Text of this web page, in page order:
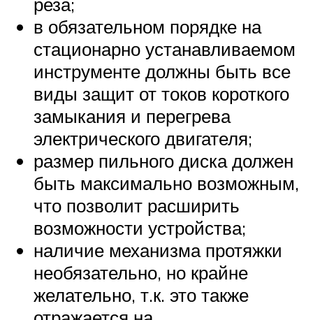
в обязательном порядке на
стационарно устанавливаемом
инструменте должны быть все
виды защит от токов короткого
замыкания и перегрева
электрического двигателя;
размер пильного диска должен
быть максимально возможным,
что позволит расширить
возможности устройства;
наличие механизма протяжки
необязательно, но крайне
желательно, т.к. это также